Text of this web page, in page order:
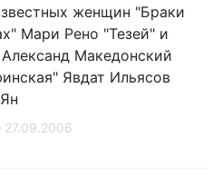
женщин "Браки
Мари Рено "Тезей" и
Македонский
Явдат Ильясов
27.09.2006